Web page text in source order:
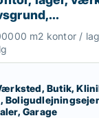
hotel,
eller
m2 kontor /
Butik,
Garage